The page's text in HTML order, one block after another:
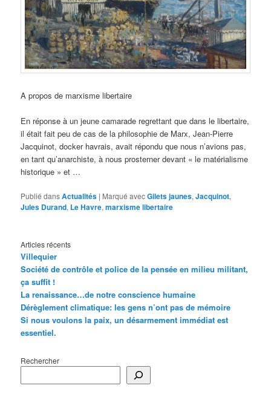
A propos de marxisme libertaire
En réponse à un jeune camarade regrettant que dans le libertaire,
il était fait peu de cas de la philosophie de Marx, Jean-Pierre
Jacquinot, docker havrais, avait répondu que nous n’avions pas,
en tant qu’anarchiste, à nous prosterner devant « le matérialisme
historique » et …
Publié dansActualités | Marqué avecGilets jaunes,Jacquinot,
Jules Durand, Le Havre,marxisme libertaire
Articles récents
Villequier
Société de contrôle et police de la pensée en milieu militant,
ça suffit !
La renaissance…de notre conscience humaine
Dérèglement climatique: les gens n’ont pas de mémoire
Si nous voulons la paix, un désarmement immédiat est
essentiel.
Rechercher